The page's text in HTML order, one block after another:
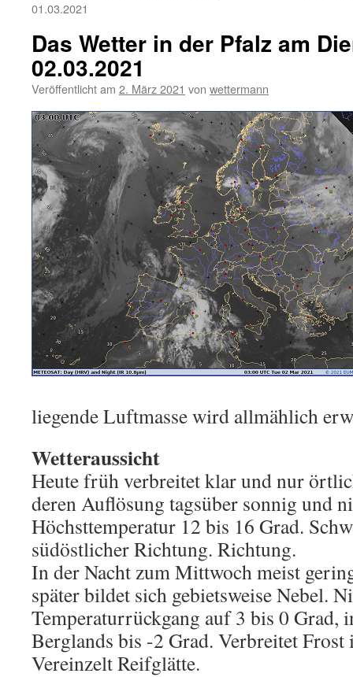
01.03.2021
Das Wetter in der Pfalz am
02.03.2021
Veröffentlicht am 2. März 2021 von wettermann
liegende Luftmasse wird allmählich
Wetteraussicht
Heute früh verbreitet klar und nur
deren Auflösung tagsüber sonnig und
Höchsttemperatur 12 bis 16 Grad.
südöstlicher Richtung. Richtung.
In der Nacht zum Mittwoch meist
später bildet sich gebietsweise Nebel.
Temperaturrückgang auf 3 bis 0 Grad,
Berglands bis -2 Grad. Verbreitet Frost
Vereinzelt Reifglätte.